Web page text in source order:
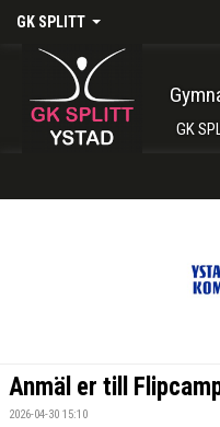
GK SPLITT
GK
INTRESSEANMÄLAN
Anmäl er till
2026-04-30 15:10